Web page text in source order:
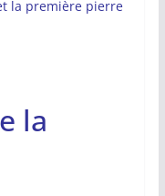
la première pierre
la